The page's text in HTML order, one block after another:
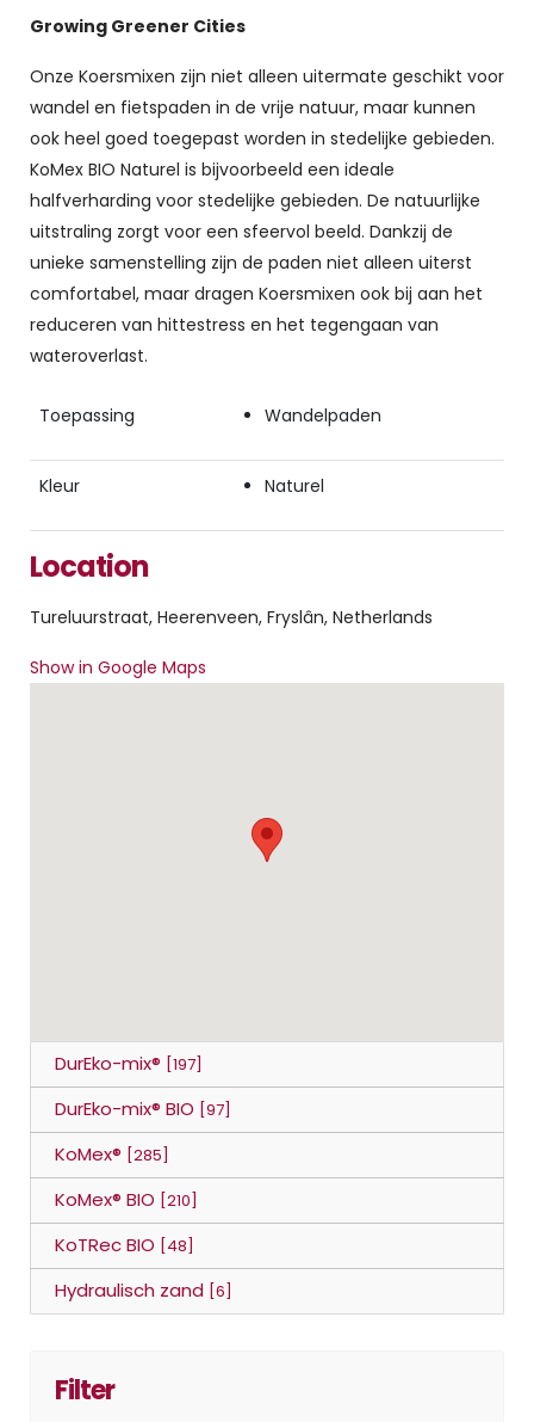
Growing Greener Cities
Onze Koersmixen zijn niet alleen uitermate geschikt voor
wandel en fietspaden in de vrije natuur, maar kunnen
ook heel goed toegepast worden in stedelijke gebieden.
KoMex BIO Naturel is bijvoorbeeld een ideale
halfverharding voor stedelijke gebieden. De natuurlijke
uitstraling zorgt voor een sfeervol beeld. Dankzij de
unieke samenstelling zijn de paden niet alleen uiterst
comfortabel, maar dragen Koersmixen ook bij aan het
reduceren van hittestress en het tegengaan van
wateroverlast.
Toepassing Wandelpaden
Kleur Naturel
Location
Tureluurstraat, Heerenveen, Fryslân, Netherlands
Show in Google Maps
DurEko-mix® [197]
DurEko-mix® BIO [97]
KoMex® [285]
KoMex® BIO [210]
KoTRec BIO [48]
Hydraulisch zand [6]
Filter